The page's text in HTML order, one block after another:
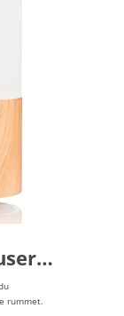
rummet.